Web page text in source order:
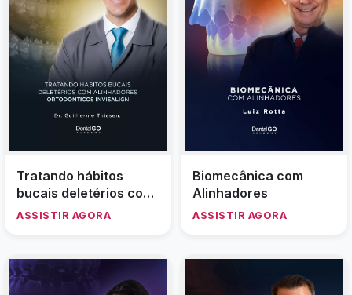
Tratando hábitos
bucais deletérios com
alinhadores
ASSISTIR AGORA
Biomecânica com
Alinhadores
ASSISTIR AGORA